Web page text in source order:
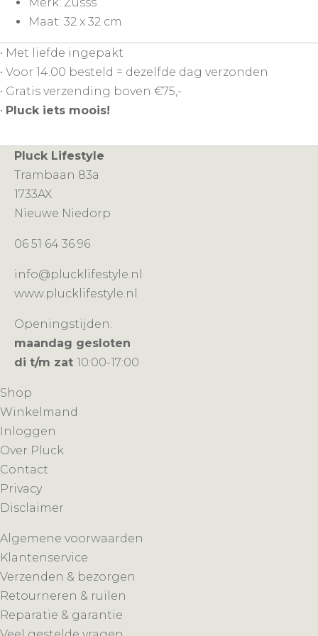
Maat: 32 x 32 cm
• Met liefde ingepakt
• Voor 14.00 besteld = dezelfde dag verzonden
• Gratis verzending boven €75,-
• Pluck iets moois!
Pluck Lifestyle
Trambaan 83a
1733AX
Nieuwe Niedorp
06 51 64 36 96
info@plucklifestyle.nl
www.plucklifestyle.nl
Openingstijden:
maandag gesloten
di t/m zat 10:00-17:00
Shop
Winkelmand
Inloggen
Over Pluck
Contact
Privacy
Disclaimer
Algemene voorwaarden
Klantenservice
Verzenden & bezorgen
Retourneren & ruilen
Reparatie & garantie